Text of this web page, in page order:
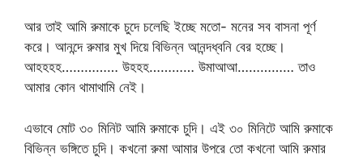
আর তাই আমি রুমাকে চুদে চলেছি ইচ্ছে মতো- মনের সব বাসনা পূর্ণ
করে। আনন্দে রুমার মুখ দিয়ে বিভিন্ন আনন্দধ্বনি বের হচ্ছে।
আহহহহ…………… উহহহ………… উমাআআ…………… তাও
আমার কোন থামাথামি নেই।
এভাবে মোট ৩০ মিনিট আমি রুমাকে চুদি। এই ৩০ মিনিটে আমি রুমাকে
বিভিন্ন ভঙ্গিতে চুদি। কখনো রুমা আমার উপরে তো কখনো আমি রুমার